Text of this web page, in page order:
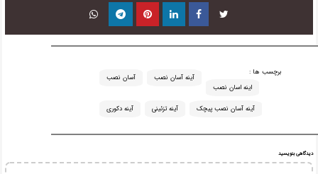
برچسب ها :
آسان نصب آینه آسان نصب
آینه آسان نصب پیچک آینه تزئینی آینه دکوری
اینه اسان نصب
دیدگاهی بنویسید